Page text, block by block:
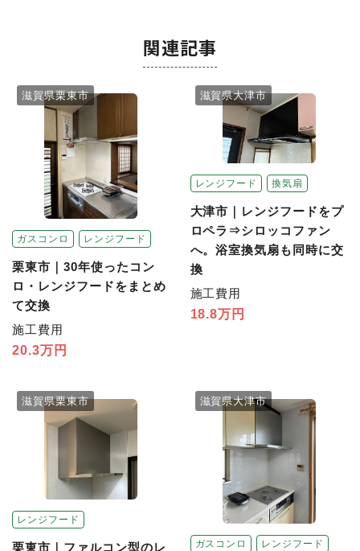
関連記事
ガスコンロ レンジフード
滋賀県栗東市
栗東市｜30年使ったコン
ロ・レンジフードをまとめ
て交換
施工費用
20.3万円
レンジフード 換気扇
滋賀県大津市
大津市｜レンジフードをプ
ロペラ⇒シロッコファン
へ。浴室換気扇も同時に交
換
施工費用
18.8万円
レンジフード
滋賀県栗東市
栗東市｜ファルコン型のレ
ガスコンロ レンジフード
滋賀県大津市